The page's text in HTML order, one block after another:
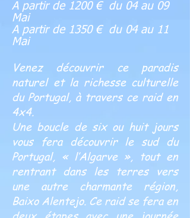
A partir de 1200 € du 04 au 09
Mai
A partir de 1350 € du 04 au 11
Mai
Venez découvrir ce paradis
naturel et la richesse culturelle
du Portugal, à travers ce raid en
4x4.
Une boucle de six ou huit jours
vous fera découvrir le sud du
Portugal, « l’Algarve », tout en
rentrant dans les terres vers
une autre charmante région,
Baixo Alentejo. Ce raid se fera en